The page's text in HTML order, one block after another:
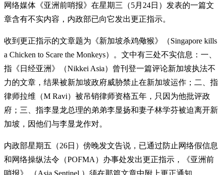
网络媒体《亚洲前哨报》在星期三（5月24日）发表的一篇文
章含有不实内容，内政部已向它发出更正指示。
收到更正指示的文章题为《新加坡杀鸡儆猴》（Singapore kills
a Chicken to Scare the Monkeys）。文中有三处不实信息：一、
指《日经亚洲》（Nikkei Asia）曾刊登一篇评论新加坡执法不
力的文章，结果被新加坡政府威胁禁止在新加坡运作；二、指
律师拉维（M Ravi）被吊销律师资格五年，只因为他批评政
府；三、指李显龙总理的弟弟李显扬和妻子林学芬被迫离开新
加坡，因他们与李显龙作对。
内政部星期五（26日）傍晚发文告说，已通过防止网络假信息
和网络操纵法令（POFMA）办事处发出更正指示，《亚洲前
哨报》 （Asia Sentinel ）须在那篇文章中附上更正通知。